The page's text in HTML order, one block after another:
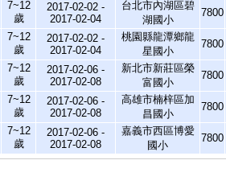
7~12
歲
2017-02-02 -
2017-02-04
台北市內湖區碧
湖國小
7800
7~12
歲
2017-02-02 -
2017-02-04
桃園縣龍潭鄉龍
星國小
7800
7~12
歲
2017-02-06 -
2017-02-08
新北市新莊區榮
富國小
7800
7~12
歲
2017-02-06 -
2017-02-08
高雄市楠梓區加
昌國小
7800
7~12
歲
2017-02-06 -
2017-02-08
嘉義市西區博愛
國小
7800